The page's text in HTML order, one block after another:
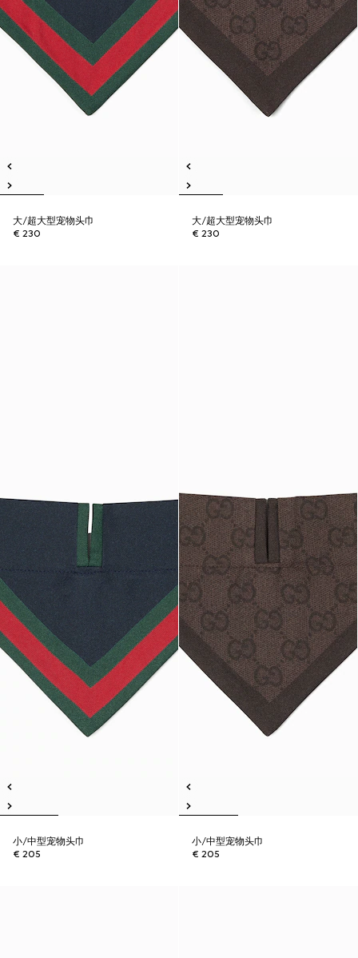
大/超大型宠物头巾
€ 230
大/超大型宠物头巾
€ 230
小/中型宠物头巾
€ 205
小/中型宠物头巾
€ 205